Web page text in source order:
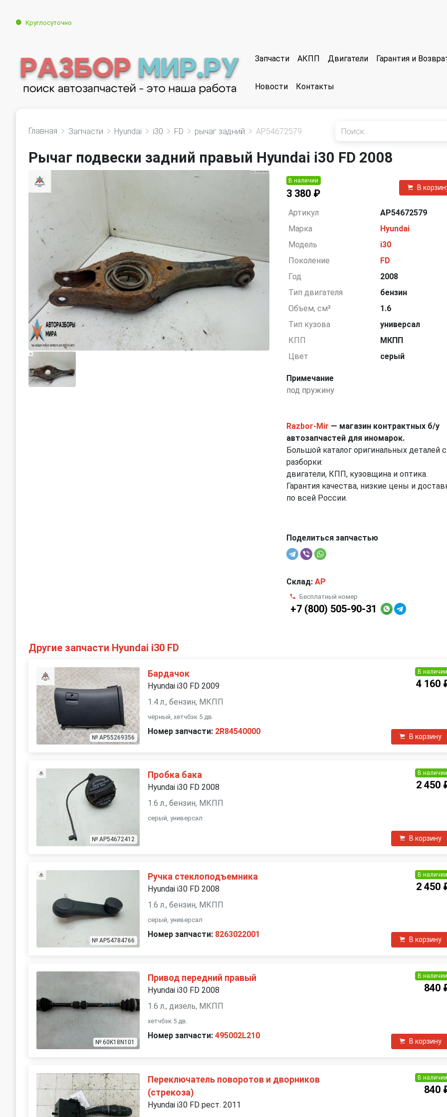
Круглосуточно
Запчасти АКПП Двигатели Гарантия и
Новости Контакты
Главная Запчасти Hyundai i30 FD рычаг задний AP54672579
Рычаг подвески задний правый Hyundai i30 FD 2008
В наличии
3 380 ₽
В
Артикул
AP54672579
Марка
Hyundai
Модель
i30
Поколение
FD
Год
2008
Тип двигателя
бензин
Объем, см³
1.6
Тип кузова
универсал
КПП
МКПП
Цвет
серый
Примечание
под пружину
Razbor-Mir — магазин контрактных б/у
автозапчастей для иномарок.
Большой каталог оригинальных деталей с
разборки:
двигатели, КПП, кузовщина и оптика.
Гарантия качества, низкие цены и
по всей России.
Поделиться запчастью
Склад: AP
Бесплатный номер
+7 (800) 505-90-31
Другие запчасти Hyundai i30 FD
№ AP55269356
Бардачок
Hyundai i30 FD 2009
1.4 л., бензин, МКПП
чёрный, хетчбэк 5 дв.
Номер запчасти: 2R84540000
В наличии
4 160
В корзину
№ AP54672412
Пробка бака
Hyundai i30 FD 2008
1.6 л., бензин, МКПП
серый, универсал
В наличии
2 450
В корзину
№ AP54784766
Ручка стеклоподъемника
Hyundai i30 FD 2008
1.6 л., бензин, МКПП
серый, универсал
Номер запчасти: 8263022001
В наличии
2 450
В корзину
№ 60K18N101
Привод передний правый
Hyundai i30 FD 2008
1.6 л., дизель, МКПП
хетчбэк 5 дв.
Номер запчасти: 495002L210
В наличии
840
В корзину
Переключатель поворотов и дворников
(стрекоза)
Hyundai i30 FD рест. 2011
В наличии
840